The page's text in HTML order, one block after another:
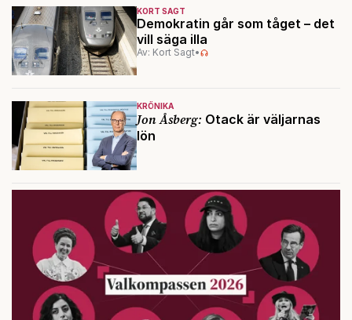
KORT SAGT
Demokratin går som tåget – det
vill säga illa
Av: Kort Sagt•
KRÖNIKA
Jon Åsberg: Otack är väljarnas
lön